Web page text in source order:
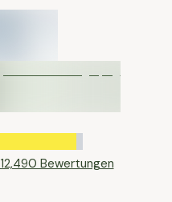
12,490 Bewertungen